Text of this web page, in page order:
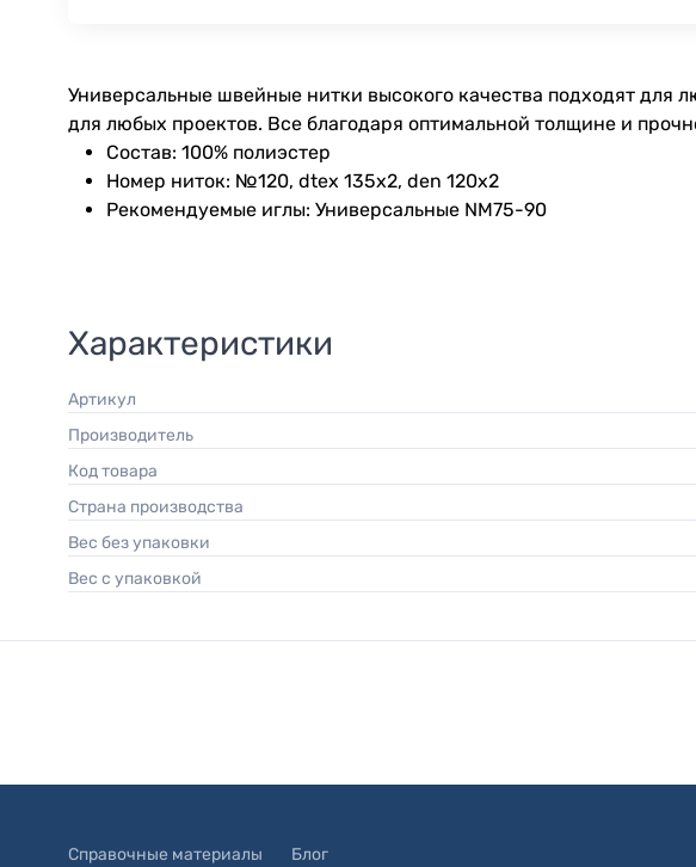
Универсальные швейные нитки высокого качества подходят для
для любых проектов. Все благодаря оптимальной толщине и
Состав: 100% полиэстер
Номер ниток: №120, dtex 135x2, den 120x2
Рекомендуемые иглы: Универсальные NM75-90
Характеристики
Артикул
Производитель
Код товара
Страна производства
Вес без упаковки
Вес с упаковкой
Справочные материалы Блог